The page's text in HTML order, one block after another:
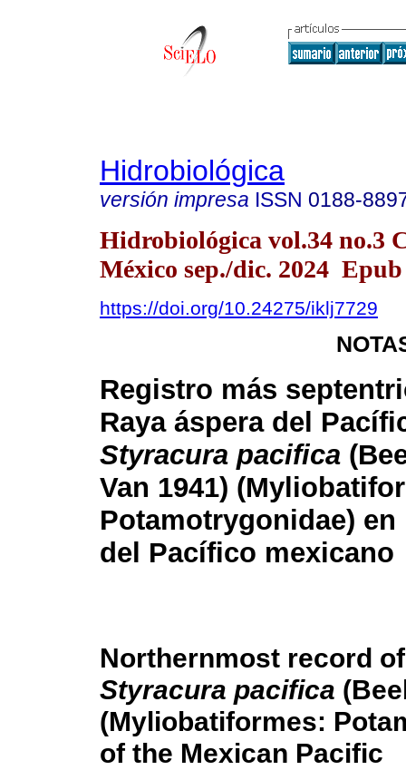
Hidrobiológica
versión impresa ISSN 0188-
Hidrobiológica vol.34 no.3
México sep./dic. 2024 Epub
https://doi.org/10.24275/iklj7729
Registro más
Raya áspera del
Styracura pacifica
Van 1941)
Potamotrygonidae)
del Pacífico mexicano
Northernmost record
Styracura pacifica
(Myliobatiformes:
of the Mexican Pacific